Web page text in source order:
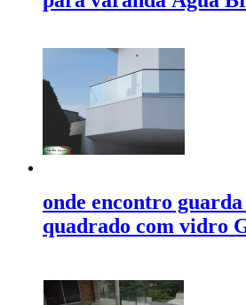
onde encontro
quadrado com vidro